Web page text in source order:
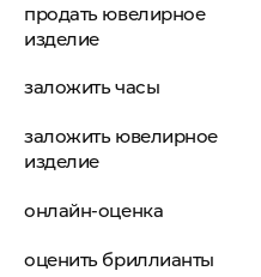
продать ювелирное
изделие
заложить часы
заложить ювелирное
изделие
онлайн-оценка
оценить бриллианты